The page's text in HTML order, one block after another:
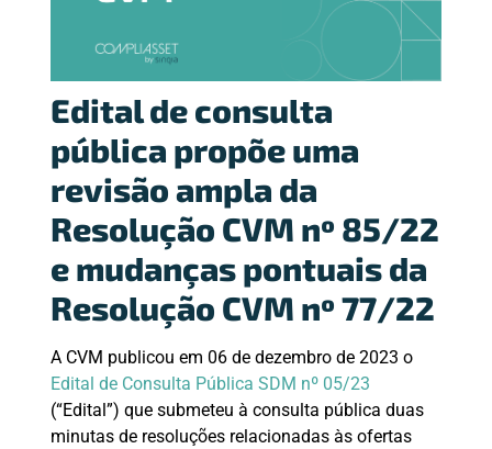
Edital de consulta
pública propõe uma
revisão ampla da
Resolução CVM nº 85/22
e mudanças pontuais da
Resolução CVM nº 77/22
A CVM publicou em 06 de dezembro de 2023 o
Edital de Consulta Pública SDM nº 05/23
(“Edital”) que submeteu à consulta pública duas
minutas de resoluções relacionadas às ofertas